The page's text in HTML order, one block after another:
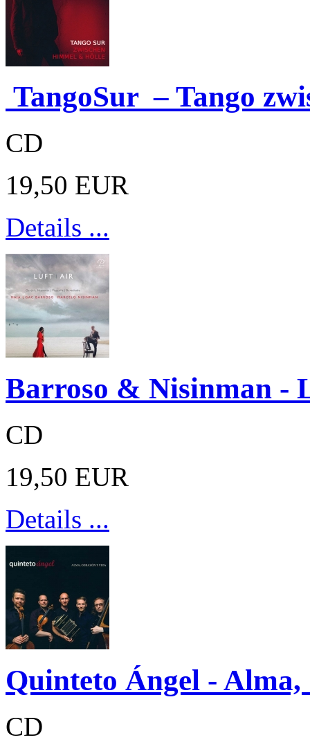
TangoSur ­ – Tango
CD
19,50 EUR
Details ...
Barroso & Nisinman -
CD
19,50 EUR
Details ...
Quinteto Ángel -
CD